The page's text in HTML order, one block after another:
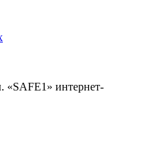
«SAFE1» интернет-